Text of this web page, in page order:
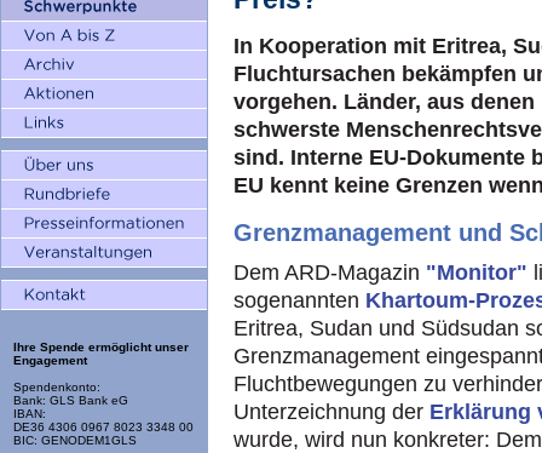
Ihre Spende ermöglicht unser
Engagement
Spendenkonto:
Bank: GLS Bank eG
IBAN:
DE36 4306 0967 8023 3348 00
BIC: GENODEM1GLS
In Kooperation mit Eritrea,
Fluchtursachen bekämpfen
vorgehen. Länder, aus
schwerste
sind. Interne EU-Dokumente
EU kennt keine Grenzen
Grenzmanagement und
Dem ARD-Magazin "Monitor"
sogenannten Khartoum-
Eritrea, Sudan und Südsudan
Grenzmanagement
Fluchtbewegungen zu
Unterzeichnung der Erklärung
wurde, wird nun konkreter: